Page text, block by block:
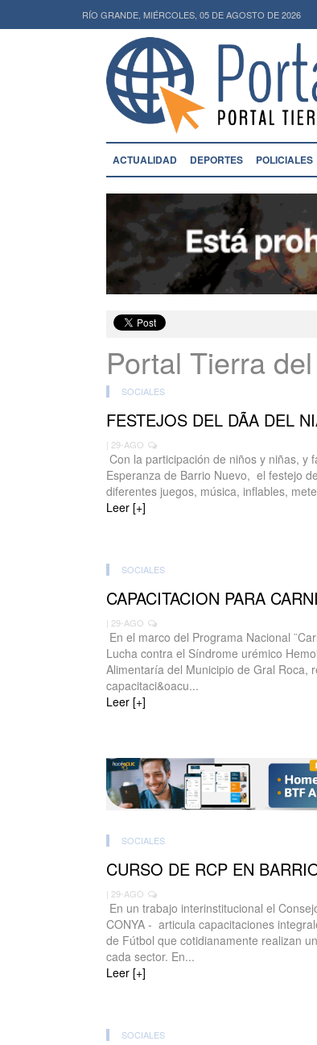
RÍO GRANDE, MIÉRCOLES, 05 DE AGOSTO DE 2026
ACTUALIDAD DEPORTES POLICIALES
Portal Tierra
SOCIALES
FESTEJOS DEL DÃA DEL
| 29-AGO
Con la participación de niños y niñas,
Esperanza de Barrio Nuevo, el festejo
diferentes juegos, música, inflables,
Leer [+]
SOCIALES
CAPACITACION PARA
| 29-AGO
En el marco del Programa Nacional
Lucha contra el Síndrome urémico
Alimentaría del Municipio de Gral Roca,
capacitaci&oacu...
Leer [+]
SOCIALES
CURSO DE RCP EN
| 29-AGO
En un trabajo interinstitucional el
CONYA - articula capacitaciones
de Fútbol que cotidianamente realizan
cada sector. En...
Leer [+]
SOCIALES